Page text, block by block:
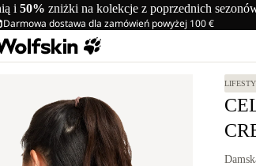
i 50% zniżki na kolekcje z poprzednich
Darmowa dostawa dla zamówień powyżej 100 €